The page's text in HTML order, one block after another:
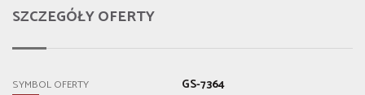
SZCZEGÓŁY OFERTY
SYMBOL OFERTY GS-7364